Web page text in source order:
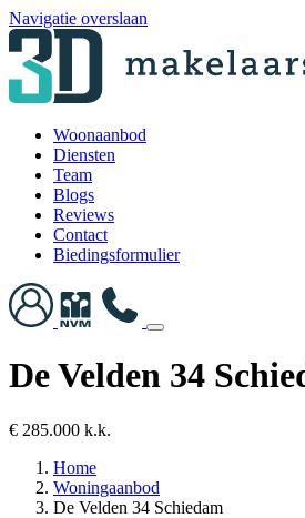
Navigatie overslaan
Woonaanbod
Diensten
Team
Blogs
Reviews
Contact
Biedingsformulier
De Velden 34
€ 285.000 k.k.
Home
Woningaanbod
De Velden 34 Schiedam